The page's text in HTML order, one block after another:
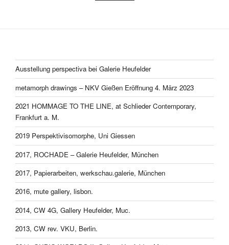
Ausstellung perspectiva bei Galerie Heufelder
metamorph drawings – NKV Gießen Eröffnung 4. März 2023
2021 HOMMAGE TO THE LINE, at Schlieder Contemporary,
Frankfurt a. M.
2019 Perspektivisomorphe, Uni Giessen
2017, ROCHADE – Galerie Heufelder, München
2017, Papierarbeiten, werkschau.galerie, München
2016, mute gallery, lisbon.
2014, CW 4G, Gallery Heufelder, Muc.
2013, CW rev. VKU, Berlin.